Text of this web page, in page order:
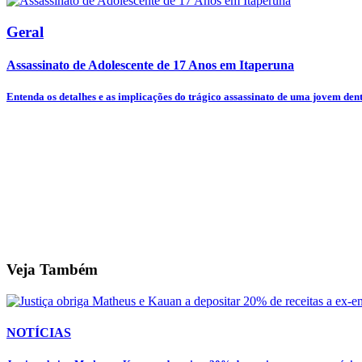
Geral
Assassinato de Adolescente de 17 Anos em Itaperuna
Entenda os detalhes e as implicações do trágico assassinato de uma jovem
Veja Também
NOTÍCIAS